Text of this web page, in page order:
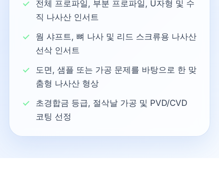
전체 프로파일, 부분 프로파일, U자형 및 수
직 나사산 인서트
웜 샤프트, 뼈 나사 및 리드 스크류용 나사산
선삭 인서트
도면, 샘플 또는 가공 문제를 바탕으로 한 맞
춤형 나사산 형상
초경합금 등급, 절삭날 가공 및 PVD/CVD
코팅 선정